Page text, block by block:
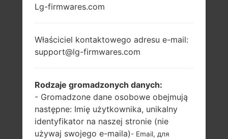
LG C193 (LGC193) Z
SERII LG OTHERS
Lg-firmwares.com
Właściciel kontaktowego adresu e-mail:
support@lg-firmwares.com
Rodzaje gromadzonych danych:
- Gromadzone dane osobowe obejmują
następne: Imię użytkownika, unikalny
identyfikator na naszej stronie (nie
używaj swojego e-maila)- Email, для